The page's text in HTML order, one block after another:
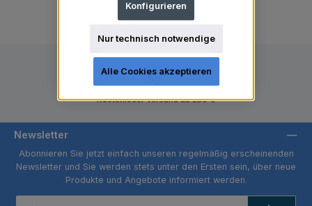
Kostenloser Versand ab 250 €
Newsletter
Abonnieren Sie jetzt einfach unseren regelmäßig erscheinenden
Newsletter und Sie werden stets unter den Ersten sein, über neue
Produkte und Angebote informiert werden.
Nur technisch notwendige
Konfigurieren
Alle Cookies akzeptieren